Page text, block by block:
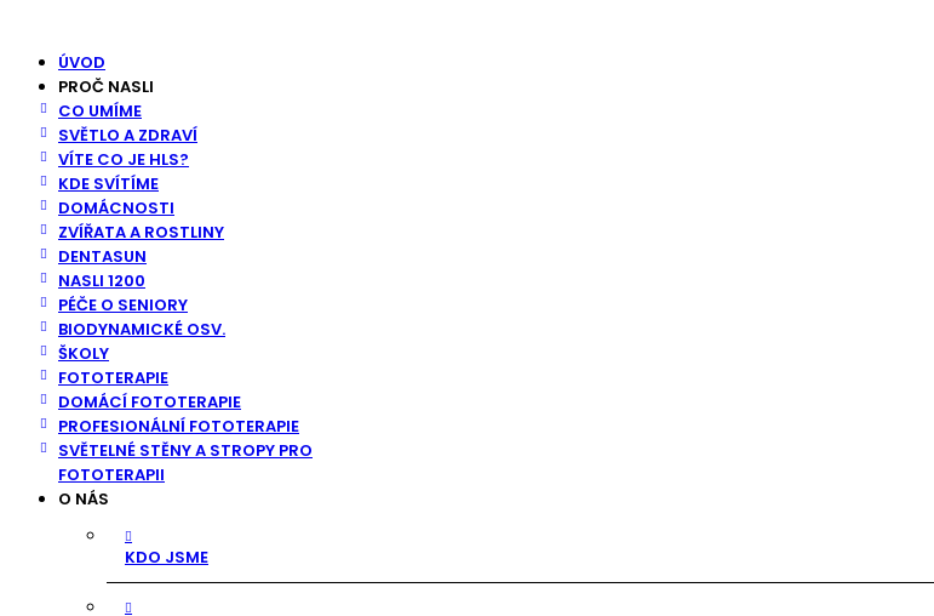
contentÚVOD
PROČ NASLI
CO UMÍME
SVĚTLO A ZDRAVÍ
VÍTE CO JE HLS?
KDE SVÍTÍME
DOMÁCNOSTI
ZVÍŘATA A ROSTLINY
DENTASUN
NASLI 1200
PÉČE O SENIORY
BIODYNAMICKÉ OSV.
ŠKOLY
FOTOTERAPIE
DOMÁCÍ FOTOTERAPIE
PROFESIONÁLNÍ FOTOTERAPIE
SVĚTELNÉ STĚNY A STROPY PRO
FOTOTERAPII
O NÁS
KDO JSME